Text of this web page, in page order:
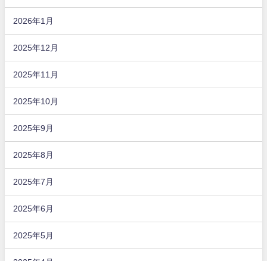
2026年1月
2025年12月
2025年11月
2025年10月
2025年9月
2025年8月
2025年7月
2025年6月
2025年5月